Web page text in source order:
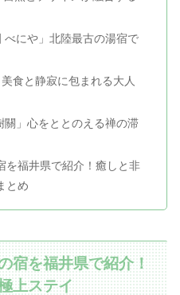
べにや」北陸最古の湯宿で
食と静寂に包まれる大人
關」心をととのえる禅の滞
を福井県で紹介！癒しと非
とめ
宿を福井県で紹介！
上ステイ